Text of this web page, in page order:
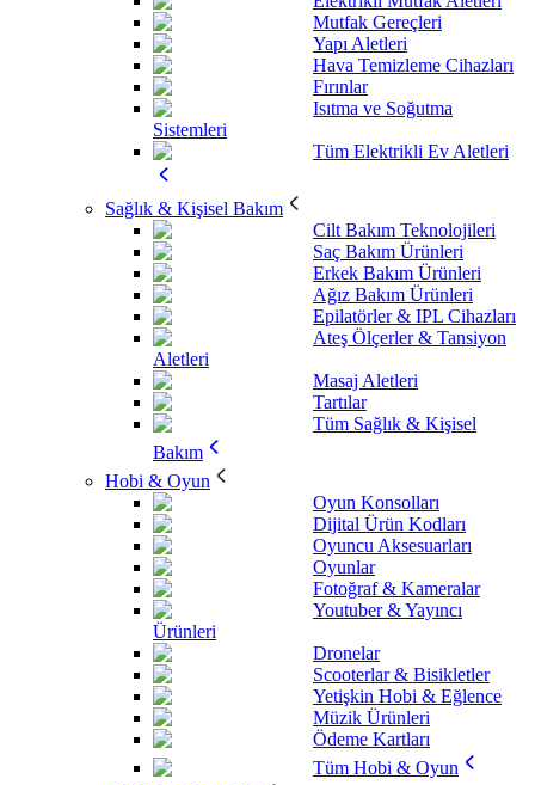
Mutfak Gereçleri
Yapı Aletleri
Hava Temizleme Cihazları
Fırınlar
Isıtma ve Soğutma
Sistemleri
Tüm Elektrikli Ev Aletleri
Sağlık & Kişisel Bakım
Cilt Bakım Teknolojileri
Saç Bakım Ürünleri
Erkek Bakım Ürünleri
Ağız Bakım Ürünleri
Epilatörler & IPL Cihazları
Ateş Ölçerler & Tansiyon
Aletleri
Masaj Aletleri
Tartılar
Tüm Sağlık & Kişisel
Bakım
Hobi & Oyun
Oyun Konsolları
Dijital Ürün Kodları
Oyuncu Aksesuarları
Oyunlar
Fotoğraf & Kameralar
Youtuber & Yayıncı
Ürünleri
Dronelar
Scooterlar & Bisikletler
Yetişkin Hobi & Eğlence
Müzik Ürünleri
Ödeme Kartları
Tüm Hobi & Oyun